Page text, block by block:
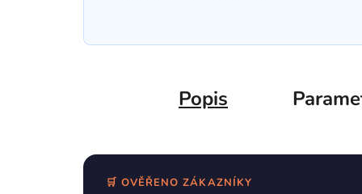
Popis
🛒 OVĚŘENO ZÁKAZNÍKY